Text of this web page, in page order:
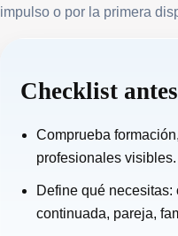
impulso o por la primera
Checklist
Comprueba
profesionales visibles.
Define qué
continuada, pareja,